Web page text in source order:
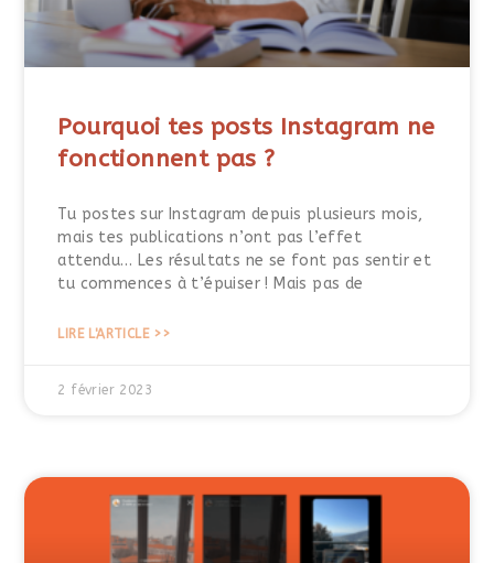
Pourquoi tes posts Instagram ne
fonctionnent pas ?
Tu postes sur Instagram depuis plusieurs mois,
mais tes publications n’ont pas l’effet
attendu… Les résultats ne se font pas sentir et
tu commences à t’épuiser ! Mais pas de
LIRE L'ARTICLE >>
2 février 2023